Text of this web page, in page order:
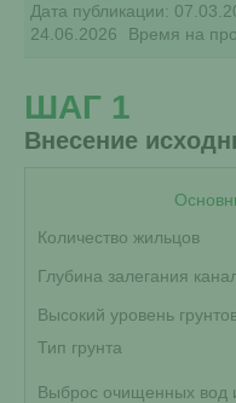
Дата публикации:
24.06.2026
Время на
ШАГ 1
Внесение
Количество жильцов
Глубина залегания
Высокий уровень
Тип грунта
Выброс очищенных вод